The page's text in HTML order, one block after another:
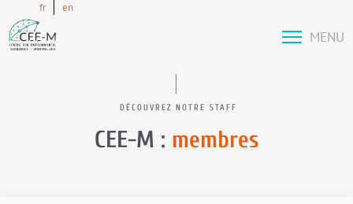
fr en
MENU
DÉCOUVREZ NOTRE STAFF
CEE-M : membres